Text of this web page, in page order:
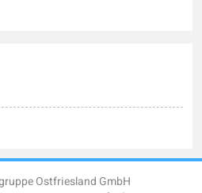
Ostfriesland GmbH